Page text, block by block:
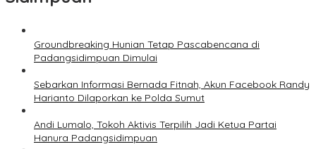
Groundbreaking Hunian Tetap Pascabencana di
Padangsidimpuan Dimulai
Sebarkan Informasi Bernada Fitnah, Akun Facebook Randy
Harianto Dilaporkan ke Polda Sumut
Andi Lumalo, Tokoh Aktivis Terpilih Jadi Ketua Partai
Hanura Padangsidimpuan